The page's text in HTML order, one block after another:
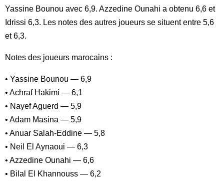
Yassine Bounou avec 6,9. Azzedine Ounahi a obtenu 6,6 et
Idrissi 6,3. Les notes des autres joueurs se situent entre 5,6
et 6,3.
Notes des joueurs marocains :
• Yassine Bounou — 6,9
• Achraf Hakimi — 6,1
• Nayef Aguerd — 5,9
• Adam Masina — 5,9
• Anuar Salah-Eddine — 5,8
• Neil El Aynaoui — 6,3
• Azzedine Ounahi — 6,6
• Bilal El Khannouss — 6,2